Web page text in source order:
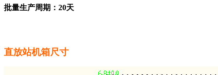
批量生产周期：20天
直放站机箱尺寸